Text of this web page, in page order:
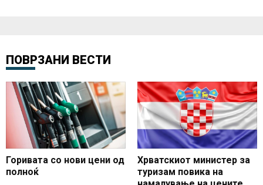
ПОВРЗАНИ ВЕСТИ
Горивата со нови цени од
полноќ
Хрватскиот министер за
туризам повика на